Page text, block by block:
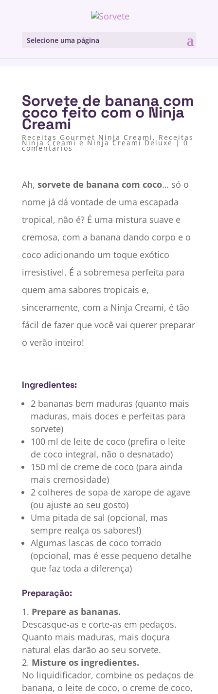
Selecione uma página
Sorvete de banana com
coco feito com o Ninja
Creami
Receitas Gourmet Ninja Creami , Receitas
Ninja Creami e Ninja Creami Deluxe |0
comentários
Ah, sorvete de banana com coco… só o
nome já dá vontade de uma escapada
tropical, não é? É uma mistura suave e
cremosa, com a banana dando corpo e o
coco adicionando um toque exótico
irresistível. É a sobremesa perfeita para
quem ama sabores tropicais e,
sinceramente, com a Ninja Creami, é tão
fácil de fazer que você vai querer preparar
o verão inteiro!
Ingredientes:
2 bananas bem maduras (quanto mais
maduras, mais doces e perfeitas para
sorvete)
100 ml de leite de coco (prefira o leite
de coco integral, não o desnatado)
150 ml de creme de coco (para ainda
mais cremosidade)
2 colheres de sopa de xarope de agave
(ou ajuste ao seu gosto)
Uma pitada de sal (opcional, mas
sempre realça os sabores!)
Algumas lascas de coco torrado
(opcional, mas é esse pequeno detalhe
que faz toda a diferença)
Preparação:
Prepare as bananas.
Descasque-as e corte-as em pedaços.
Quanto mais maduras, mais doçura
natural elas darão ao seu sorvete.
Misture os ingredientes.
No liquidificador, combine os pedaços de
banana, o leite de coco, o creme de coco,